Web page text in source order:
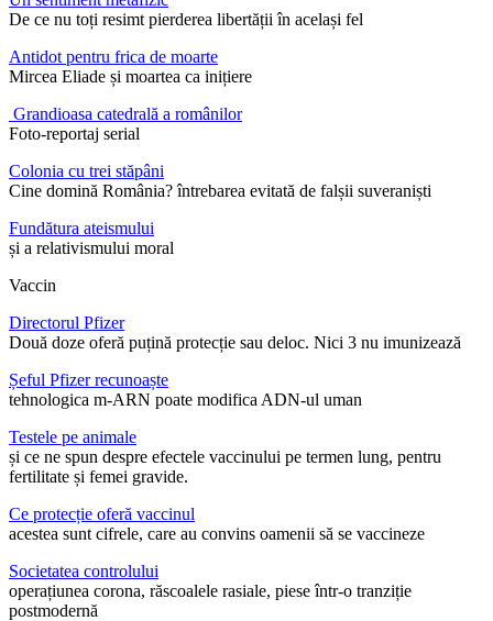
De ce nu toți resimt pierderea libertății în același fel
Antidot pentru frica de moarte
Mircea Eliade și moartea ca inițiere
Grandioasa catedrală a românilor
Foto-reportaj serial
Colonia cu trei stăpâni
Cine domină România? întrebarea evitată de falșii suveraniști
Fundătura ateismului
și a relativismului moral
Vaccin
Directorul Pfizer
Două doze oferă puțină protecție sau deloc. Nici 3 nu imunizează
Șeful Pfizer recunoaște
tehnologica m-ARN poate modifica ADN-ul uman
Testele pe animale
și ce ne spun despre efectele vaccinului pe termen lung, pentru
fertilitate și femei gravide.
Ce protecție oferă vaccinul
acestea sunt cifrele, care au convins oamenii să se vaccineze
Societatea controlului
operațiunea corona, răscoalele rasiale, piese într-o tranziție
postmodernă